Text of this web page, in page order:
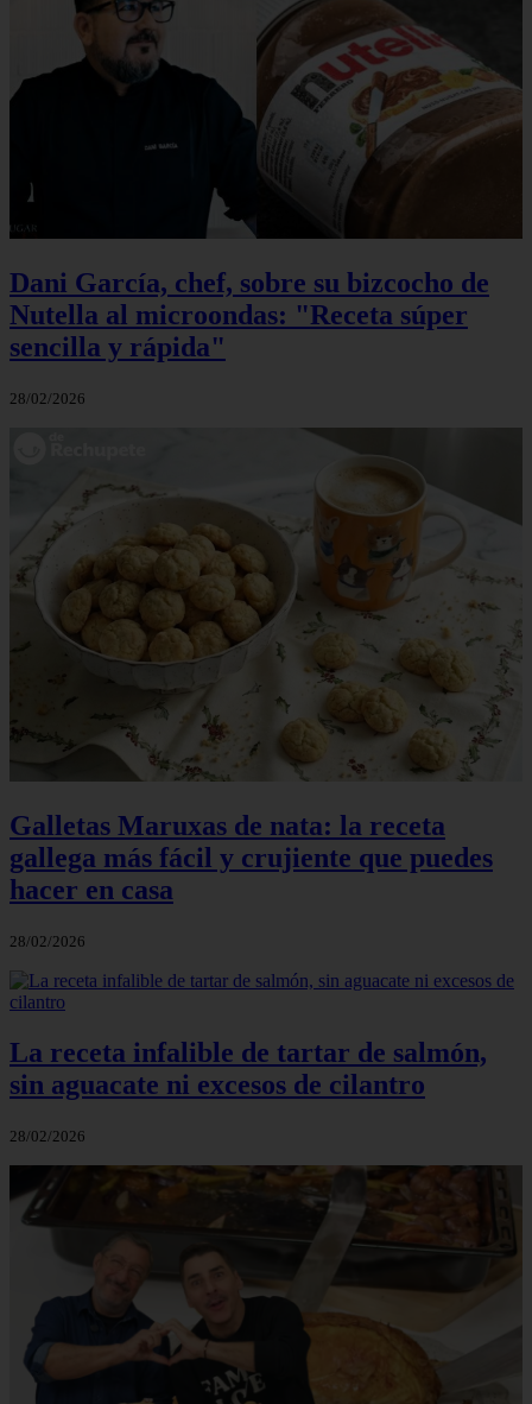
Dani García, chef, sobre su bizcocho de
Nutella al microondas: "Receta súper
sencilla y rápida"
28/02/2026
Galletas Maruxas de nata: la receta
gallega más fácil y crujiente que puedes
hacer en casa
28/02/2026
La receta infalible de tartar de salmón,
sin aguacate ni excesos de cilantro
28/02/2026